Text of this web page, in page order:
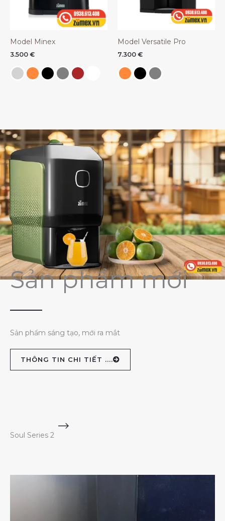
Model Minex
3.500 €
Model Versatile Pro
7.300 €
Sản phẩm mới
Sản phẩm sáng tạo, mới ra mắt
THÔNG TIN CHI TIẾT ....
Soul Series 2